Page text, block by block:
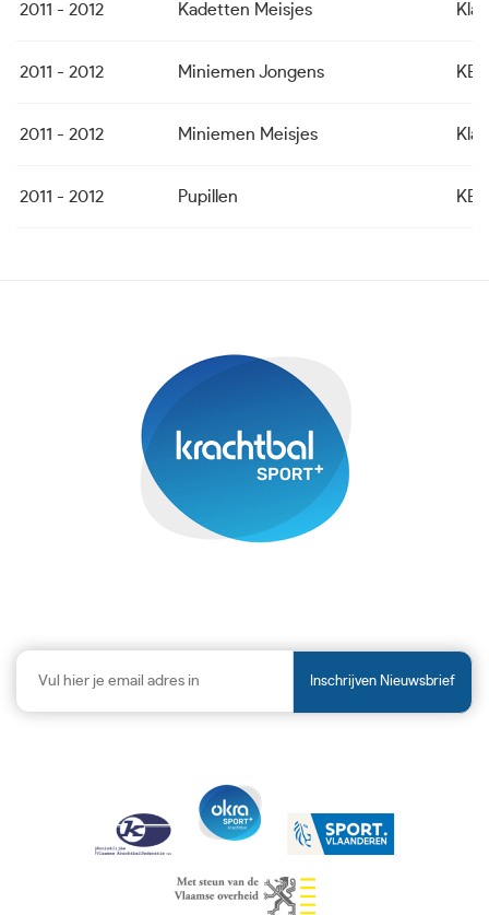
2011 - 2012 Kadetten Meisjes
2011 - 2012 Miniemen Jongens
2011 - 2012 Miniemen Meisjes
2011 - 2012 Pupillen KB
Inschrijven Nieuwsbrief